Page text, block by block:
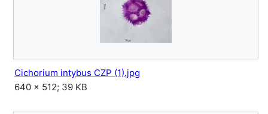
Cichorium intybus CZP (1).jpg
640 × 512; 39 KB